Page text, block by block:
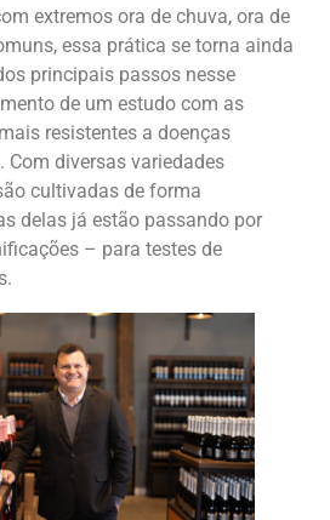
extremos ora de chuva, ora de
essa prática se torna ainda
principais passos nesse
de um estudo com as
resistentes a doenças
diversas variedades
cultivadas de forma
delas já estão passando por
– para testes de